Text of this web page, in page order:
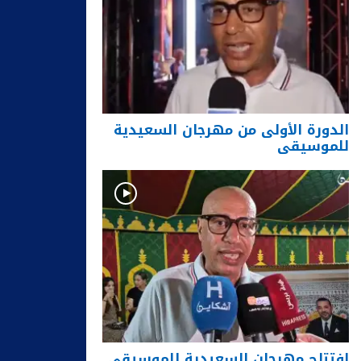
الدورة الأولى من مهرجان السعيدية
للموسيقى